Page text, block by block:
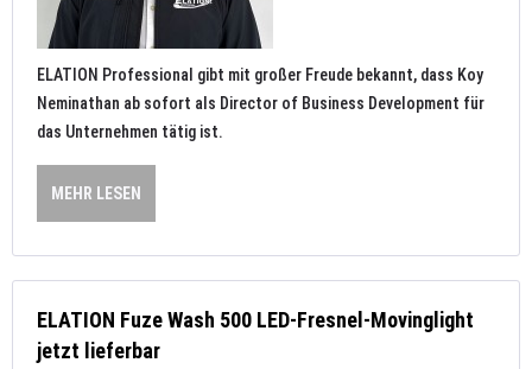
ELATION Professional gibt mit großer Freude bekannt, dass Koy
Neminathan ab sofort als Director of Business Development für
das Unternehmen tätig ist.
MEHR LESEN
ELATION Fuze Wash 500 LED-Fresnel-Movinglight
jetzt lieferbar